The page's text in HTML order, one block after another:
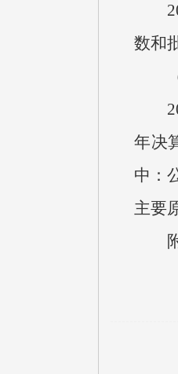
数和
（
年决
中：
主要
附